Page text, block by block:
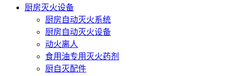
厨房灭火设备
厨房自动灭火系统
厨房自动灭火设备
动火离人
食用油专用灭火药剂
厨自灭配件